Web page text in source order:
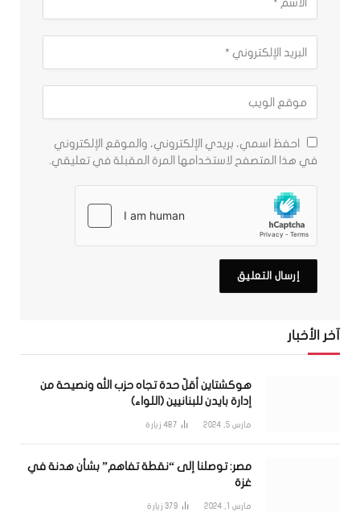
احفظ اسمي، بريدي الإلكتروني، والموقع الإلكتروني
في هذا المتصفح لاستخدامها المرة المقبلة في تعليقي.
آخر الأخبار
هوكشتاين أقلّ حدة تجاه حزب الله ونصيحة من
إدارة بايدن للبنانيين (اللواء)
مارس 5, 2024 487 زيارة
مصر: توصلنا إلى “نقطة تفاهم” بشأن هدنة في
غزة
مارس 1, 2024 379 زيارة